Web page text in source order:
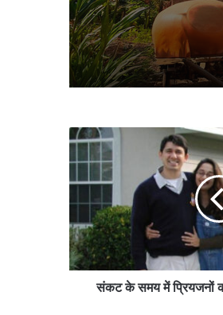
सं
के
स
म
य
में
प्रि
संकट के समय में प्रियजनों